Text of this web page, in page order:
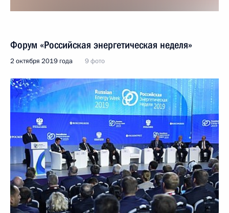
Форум «Российская энергетическая неделя»
2 октября 2019 года 9 фото